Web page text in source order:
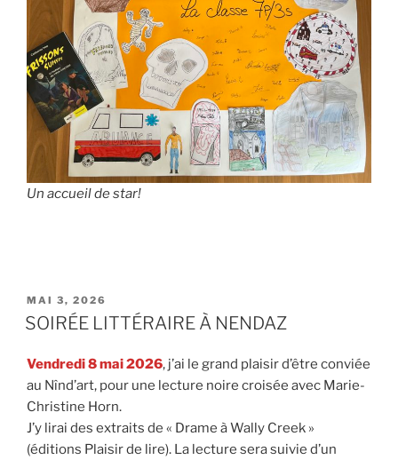
Un accueil de star!
PUBLIÉ
LE
MAI 3, 2026
SOIRÉE LITTÉRAIRE À NENDAZ
Vendredi 8 mai 2026, j’ai le grand plaisir d’être conviée
au Nînd’art, pour une lecture noire croisée avec Marie-
Christine Horn.
J’y lirai des extraits de « Drame à Wally Creek »
(éditions Plaisir de lire). La lecture sera suivie d’un